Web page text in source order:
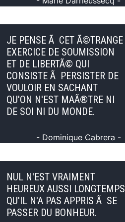
JE PENSE Ã CET Ã©TRANGE
EXERCICE DE SOUMISSION
ET DE LIBERTÃ© QUI
CONSISTE Ã PERSISTER DE
VOULOIR EN SACHANT
QU'ON N'EST MAÃ®TRE NI
DE SOI NI DU MONDE.
- Dominique Cabrera -
NUL N'EST VRAIMENT
HEUREUX AUSSI LONGTEMPS
QU'IL N'A PAS APPRIS Ã SE
PASSER DU BONHEUR.